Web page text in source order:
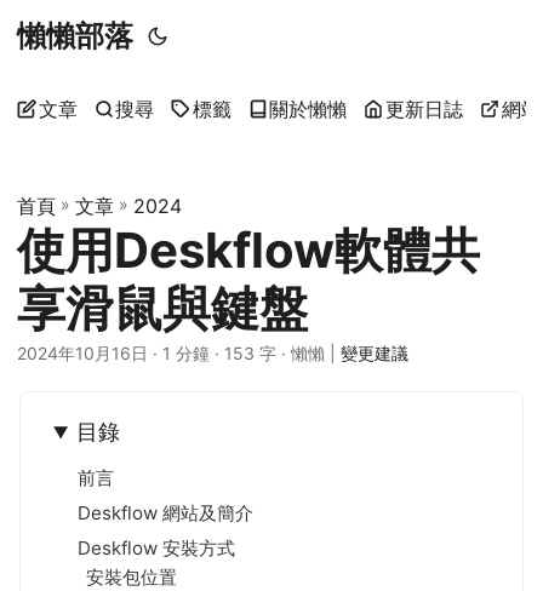
懶懶部落
文章 搜尋 標籤 關於懶懶 更新日誌 網
首頁 » 文章 » 2024
使用Deskflow軟體共
享滑鼠與鍵盤
2024年10月16日 · 1 分鐘 · 153 字 · 懶懶 | 變更建議
目錄
前言
Deskflow 網站及簡介
Deskflow 安裝方式
安裝包位置